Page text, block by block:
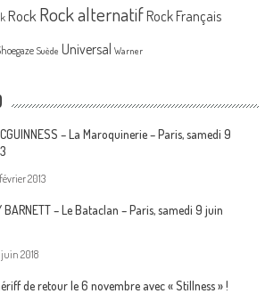
Rock Rock alternatif Rock Français
Suède Universal Warner
– La Maroquinerie – Paris, samedi 9
2013
BARNETT – Le Bataclan – Paris, samedi 9 juin
juin 2018
de retour le 6 novembre avec « Stillness » !